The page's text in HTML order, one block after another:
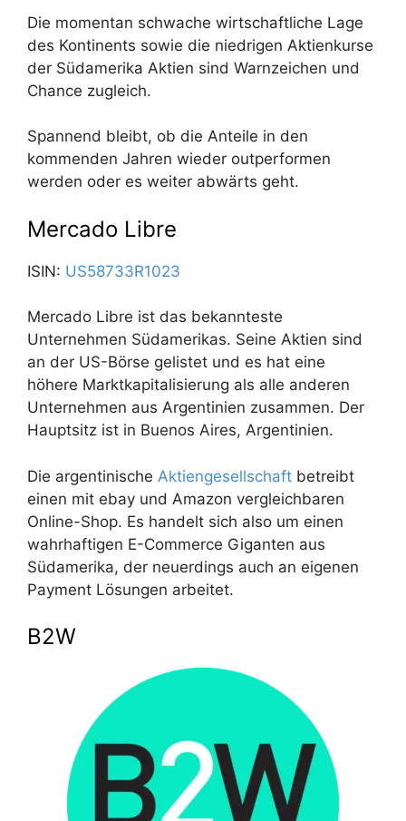
Die momentan schwache wirtschaftliche Lage
des Kontinents sowie die niedrigen Aktienkurse
der Südamerika Aktien sind Warnzeichen und
Chance zugleich.
Spannend bleibt, ob die Anteile in den
kommenden Jahren wieder outperformen
werden oder es weiter abwärts geht.
Mercado Libre
ISIN: US58733R1023
Mercado Libre ist das bekannteste
Unternehmen Südamerikas. Seine Aktien sind
an der US-Börse gelistet und es hat eine
höhere Marktkapitalisierung als alle anderen
Unternehmen aus Argentinien zusammen. Der
Hauptsitz ist in Buenos Aires, Argentinien.
Die argentinische Aktiengesellschaft betreibt
einen mit ebay und Amazon vergleichbaren
Online-Shop. Es handelt sich also um einen
wahrhaftigen E-Commerce Giganten aus
Südamerika, der neuerdings auch an eigenen
Payment Lösungen arbeitet.
B2W